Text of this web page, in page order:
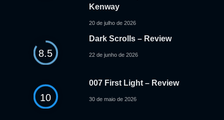
Kenway
20 de julho de 2026
8.5
Dark Scrolls – Review
22 de junho de 2026
10
007 First Light – Review
30 de maio de 2026